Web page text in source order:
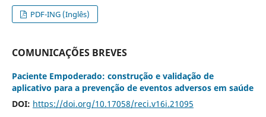
PDF-ING (Inglês)
COMUNICAÇÕES BREVES
Paciente Empoderado: construção e validação de
aplicativo para a prevenção de eventos adversos em saúde
DOI: https://doi.org/10.17058/reci.v16i.21095